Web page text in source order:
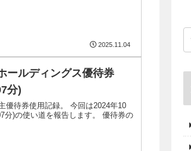
2025.11.04
ールディングス優待券
分)
優待券使用記録。 今回は2024年10
分)の使い道を報告します。 優待券の